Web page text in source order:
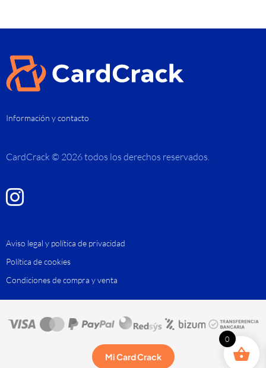
Información y contacto
CardCrack © 2026 todos los derechos reservados.
Aviso legal y política de privacidad
Política de cookies
Condiciones de compra y venta
Mi Card Crack
0